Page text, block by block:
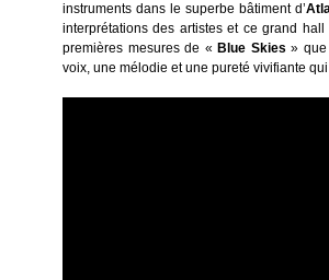
instruments dans le superbe bâtiment d’
interprétations des artistes et ce grand
premières mesures de « Blue Skies »
voix, une mélodie et une pureté vivifiante